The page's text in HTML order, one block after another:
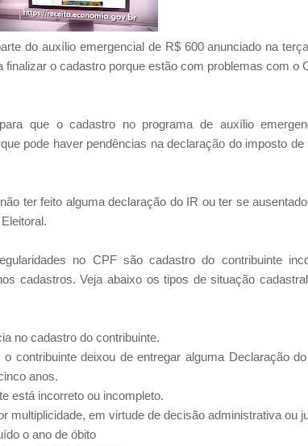
do auxílio emergencial de R$ 600 anunciado na
finalizar o cadastro porque estão com problemas com o
que o cadastro no programa de auxílio
pode haver pendências na declaração do imposto de
ter feito alguma declaração do IR ou ter se
no CPF são cadastro do contribuinte
cadastros. Veja abaixo os tipos de situação
no cadastro do contribuinte.
contribuinte deixou de entregar alguma Declaração
anos.
está incorreto ou incompleto.
multiplicidade, em virtude de decisão administrativa ou
o ano de óbito